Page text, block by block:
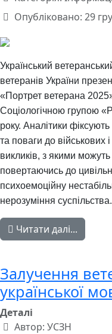
Опубліковано: 29
Український
ветеранів України
«Портрет ветерана
Соціологічною групою
року. Аналітики
та поваги до військових
викликів, з якими можуть
повертаючись до
психоемоційну
нерозуміння суспільства.
Читати далі...
Залучення
української
Деталі
Автор: УСЗН